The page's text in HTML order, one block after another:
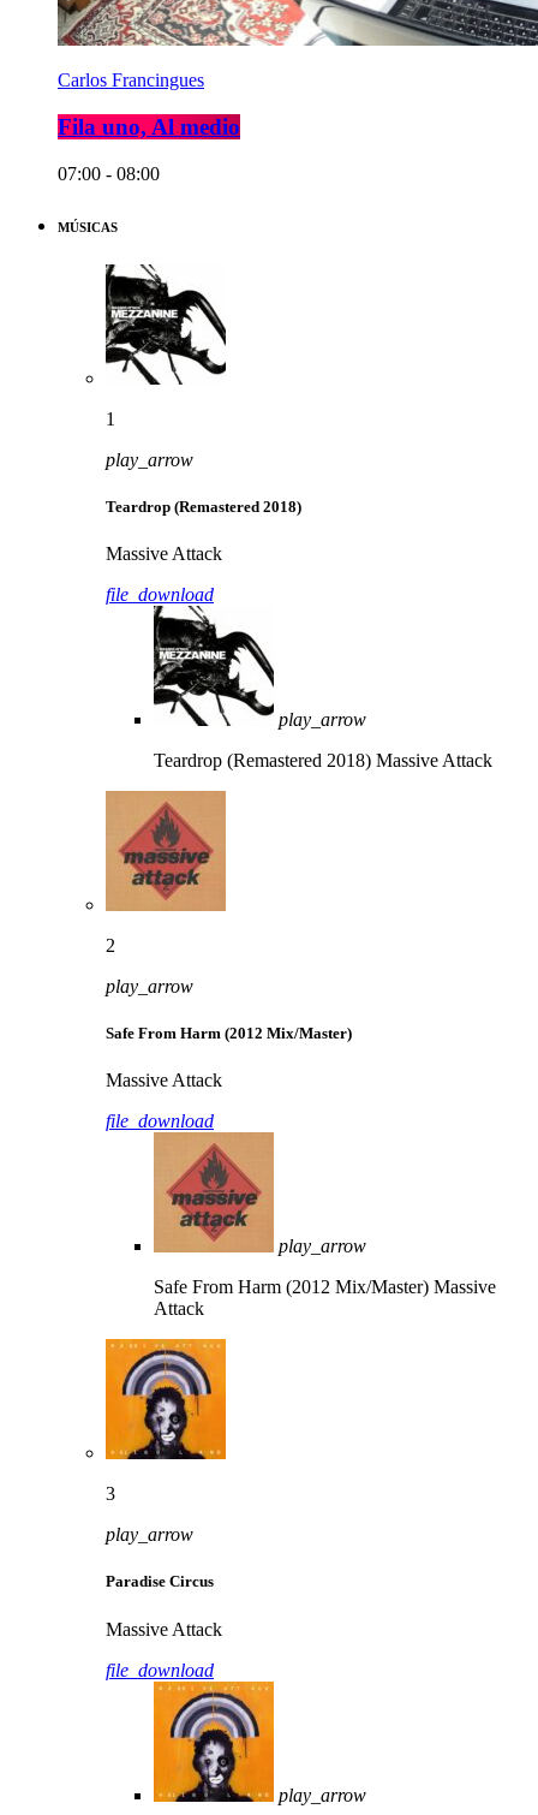
Carlos Francingues
Fila uno, Al medio
07:00 - 08:00
MÚSICAS
1
play_arrow
Teardrop (Remastered 2018)
Massive Attack
file_download
play_arrow
Teardrop (Remastered 2018) Massive Attack
2
play_arrow
Safe From Harm (2012 Mix/Master)
Massive Attack
file_download
play_arrow
Safe From Harm (2012 Mix/Master) Massive
Attack
3
play_arrow
Paradise Circus
Massive Attack
file_download
play_arrow